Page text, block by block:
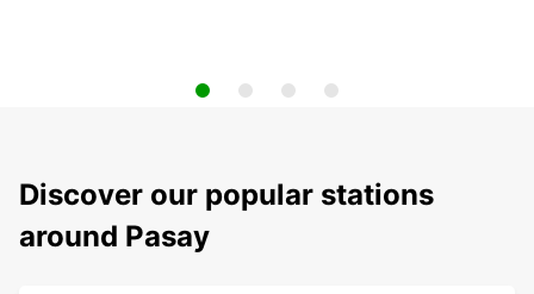
Discover our popular stations
around Pasay